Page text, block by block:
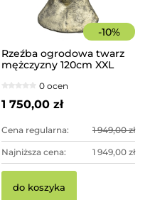
-10%
Rzeźba ogrodowa twarz
mężczyzny 120cm XXL
dekoracja ogrodowa
0 ocen
1 750,00 zł
Cena regularna: 1 949,00 zł
Najniższa cena: 1 949,00 zł
do koszyka